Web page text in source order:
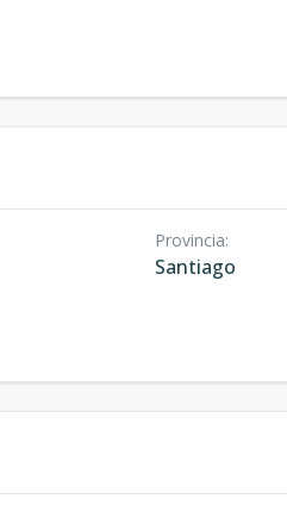
Provincia:
Santiago